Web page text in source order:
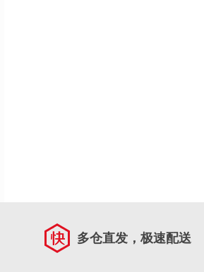
多仓直发，极速配送